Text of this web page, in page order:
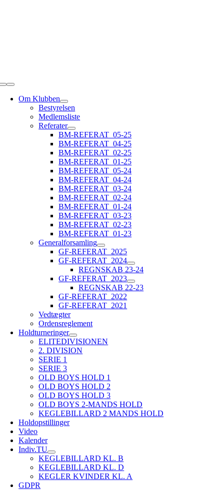
Toggle
NavigationOm Klubben
Bestyrelsen
Medlemsliste
Referater
BM-REFERAT_05-25
BM-REFERAT_04-25
BM-REFERAT_02-25
BM-REFERAT_01-25
BM-REFERAT_05-24
BM-REFERAT_04-24
BM-REFERAT_03-24
BM-REFERAT_02-24
BM-REFERAT_01-24
BM-REFERAT_03-23
BM-REFERAT_02-23
BM-REFERAT_01-23
Generalforsamling
GF-REFERAT_2025
GF-REFERAT_2024
REGNSKAB 23-24
GF-REFERAT_2023
REGNSKAB 22-23
GF-REFERAT_2022
GF-REFERAT_2021
Vedtægter
Ordensreglement
Holdturneringer
ELITEDIVISIONEN
2. DIVISION
SERIE 1
SERIE 3
OLD BOYS HOLD 1
OLD BOYS HOLD 2
OLD BOYS HOLD 3
OLD BOYS 2-MANDS HOLD
KEGLEBILLARD 2 MANDS HOLD
Holdopstillinger
Video
Kalender
Indiv.TU
KEGLEBILLARD KL. B
KEGLEBILLARD KL. D
KEGLER KVINDER KL. A
GDPR